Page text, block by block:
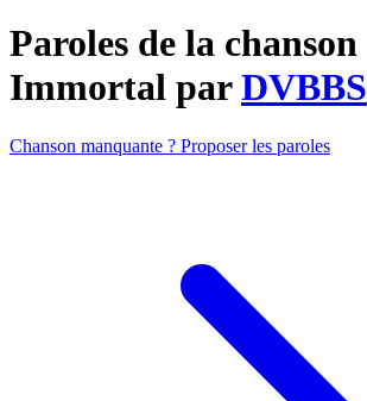
Paroles de la chanson
Immortal parDVBBS
Chanson manquante ? Proposer les paroles